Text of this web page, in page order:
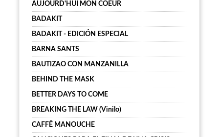
AUJOURD'HUI MON COEUR
BADAKIT
BADAKIT - EDICIÓN ESPECIAL
BARNA SANTS
BAUTIZAO CON MANZANILLA
BEHIND THE MASK
BETTER DAYS TO COME
BREAKING THE LAW (Vinilo)
CAFFË MANOUCHE